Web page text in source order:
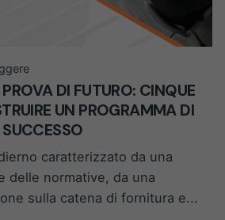
DI FUTURO: CINQUE
UN PROGRAMMA DI
caratterizzato da una
delle normative, da una
sulla catena di fornitura e...